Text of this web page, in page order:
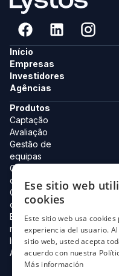
Início
Empresas
Investidores
Agências
Produtos
Captação
Avaliação
Gestão de
equipas
Gestão de
carteiras
Gestão de
clientes
Estudos de
mercado
Integrações de
API e dados
Ese sitio web
cookies
Este sitio web usa
experiencia del usuario.
sitio web, usted acepta
acuerdo con nuestra
Más información